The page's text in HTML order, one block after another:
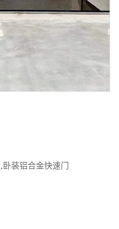
卧装铝合金快速门